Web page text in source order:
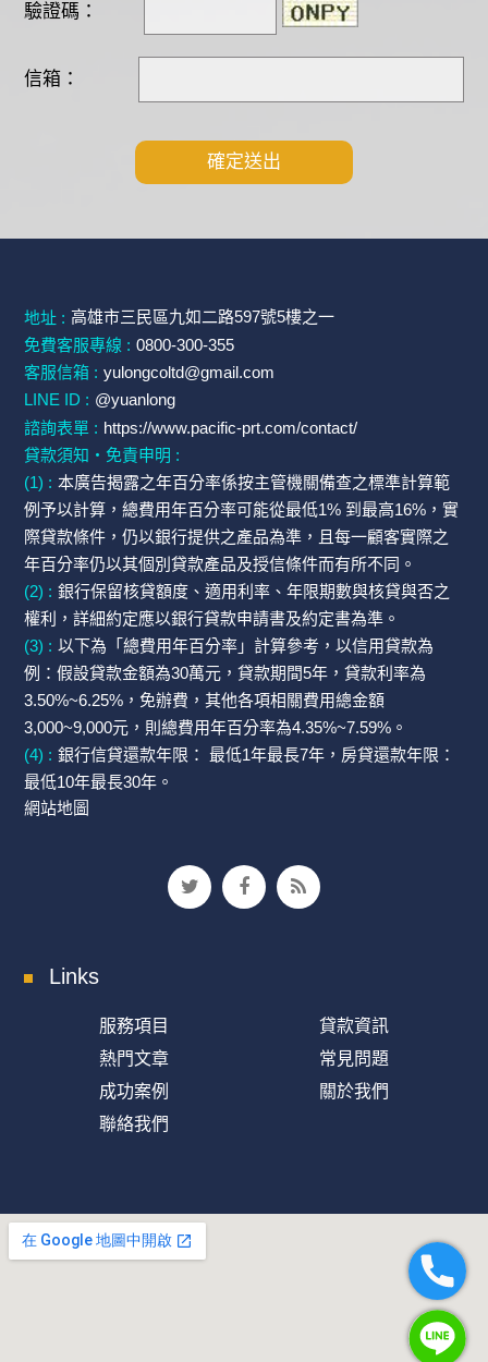
驗證碼：
信箱：
地址 : 高雄市三民區九如二路597號5樓之一
免費客服專線 : 0800-300-355
客服信箱 : yulongcoltd@gmail.com
LINE ID : @yuanlong
諮詢表單 : https://www.pacific-prt.com/contact/
貸款須知・免責申明 :
(1) : 本廣告揭露之年百分率係按主管機關備查之標準計算範
例予以計算，總費用年百分率可能從最低1% 到最高16%，實
際貸款條件，仍以銀行提供之產品為準，且每一顧客實際之
年百分率仍以其個別貸款產品及授信條件而有所不同。
(2) : 銀行保留核貸額度、適用利率、年限期數與核貸與否之
權利，詳細約定應以銀行貸款申請書及約定書為準。
(3) : 以下為「總費用年百分率」計算參考，以信用貸款為
例：假設貸款金額為30萬元，貸款期間5年，貸款利率為
3.50%~6.25%，免辦費，其他各項相關費用總金額
3,000~9,000元，則總費用年百分率為4.35%~7.59%。
(4) : 銀行信貸還款年限： 最低1年最長7年，房貸還款年限：
最低10年最長30年。
網站地圖
Links
服務項目
貸款資訊
熱門文章
常見問題
成功案例
關於我們
聯絡我們